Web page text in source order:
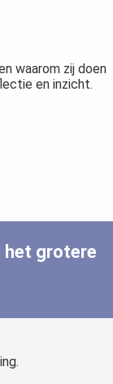
waarom zij doen
en inzicht.
het grotere